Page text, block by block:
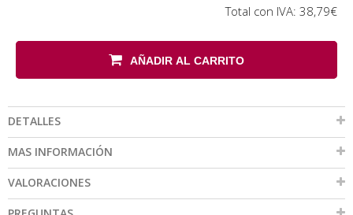
Total con IVA: 38,79€
AÑADIR AL CARRITO
DETALLES
MAS INFORMACIÓN
VALORACIONES